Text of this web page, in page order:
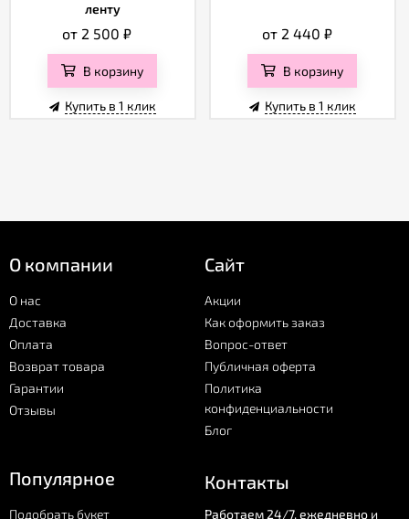
ленту
от 2 500₽
В корзину
Купить в 1 клик
от 2 440 ₽
В корзину
Купить в 1 клик
О компании
О нас
Доставка
Оплата
Возврат товара
Гарантии
Отзывы
Сайт
Акции
Как оформить заказ
Вопрос-ответ
Публичная оферта
Политика
конфиденциальности
Блог
Популярное
Подобрать букет
Контакты
Работаем 24/7, ежедневно и